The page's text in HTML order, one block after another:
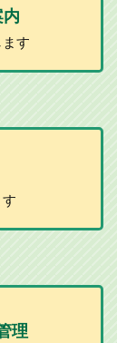
す
理